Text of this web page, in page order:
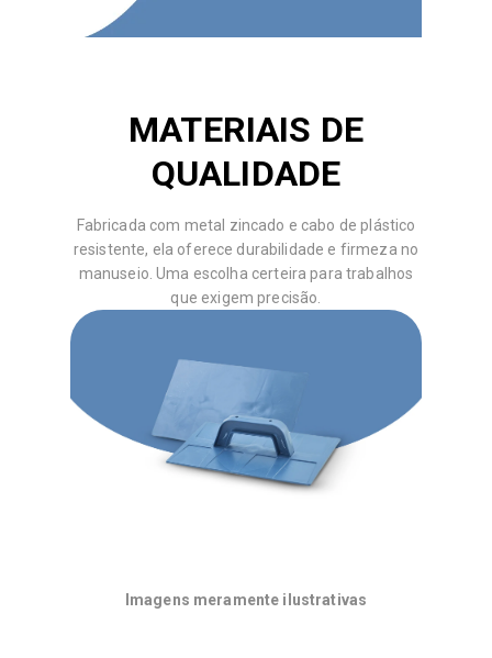
MATERIAIS DE
QUALIDADE
Fabricada com metal zincado e cabo de plástico
resistente, ela oferece durabilidade e firmeza no
manuseio. Uma escolha certeira para trabalhos
que exigem precisão.
Imagens meramente ilustrativas